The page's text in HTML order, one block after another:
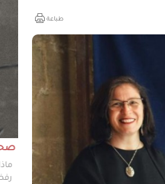
طباعة
أن يكون مخططًا إستراتيجيًا
للهيئات العامة، ولكن من حقه